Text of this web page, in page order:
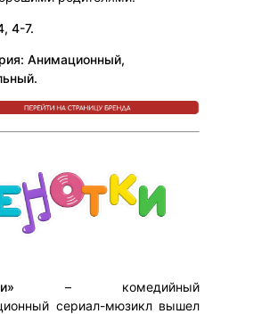
4-7.
Анимационный,
– комедийный
сериал-мюзикл вышел